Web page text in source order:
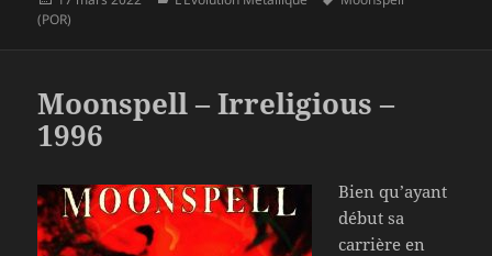
le
(POR)
Moonspell – Irreligious –
1996
Bien qu’ayant
début sa
carrière en